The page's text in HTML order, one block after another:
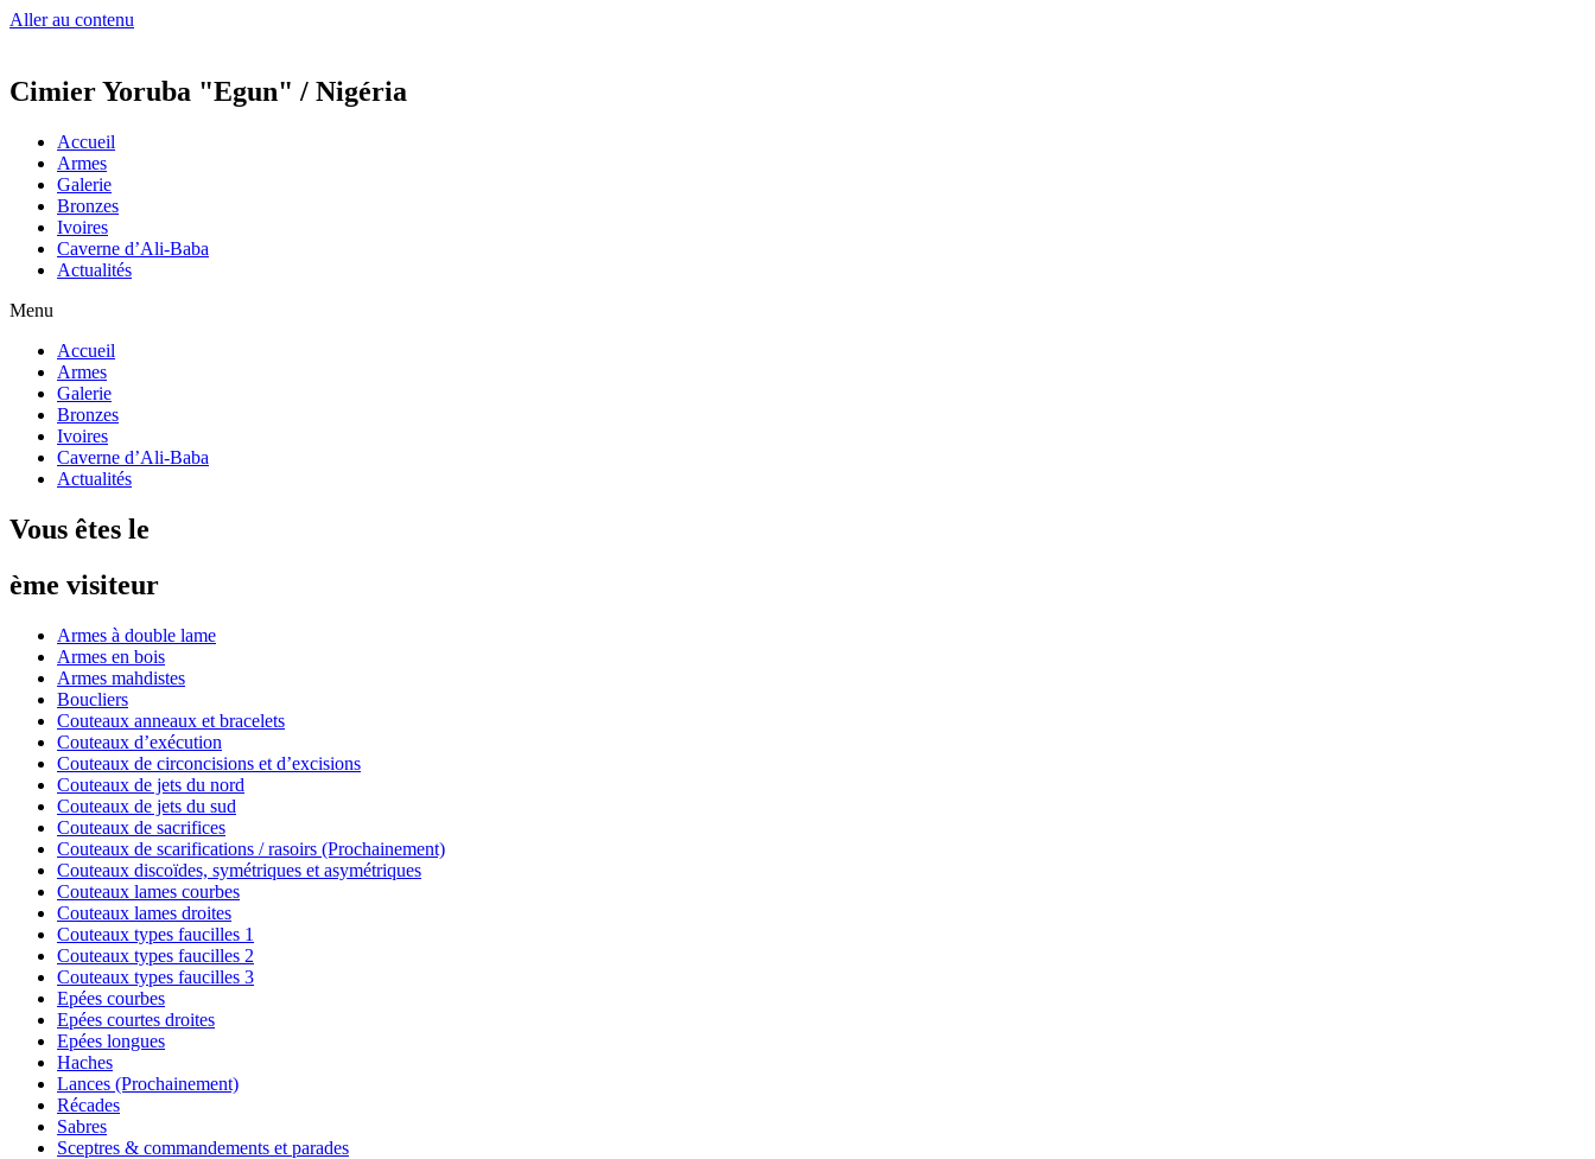
Aller au contenu
Cimier Yoruba "Egun" / Nigéria
Accueil
Armes
Galerie
Bronzes
Ivoires
Caverne d’Ali-Baba
Actualités
Menu
Accueil
Armes
Galerie
Bronzes
Ivoires
Caverne d’Ali-Baba
Actualités
Vous êtes le
ème visiteur
Armes à double lame
Armes en bois
Armes mahdistes
Boucliers
Couteaux anneaux et bracelets
Couteaux d’exécution
Couteaux de circoncisions et d’excisions
Couteaux de jets du nord
Couteaux de jets du sud
Couteaux de sacrifices
Couteaux de scarifications / rasoirs (Prochainement)
Couteaux discoïdes, symétriques et asymétriques
Couteaux lames courbes
Couteaux lames droites
Couteaux types faucilles 1
Couteaux types faucilles 2
Couteaux types faucilles 3
Epées courbes
Epées courtes droites
Epées longues
Haches
Lances (Prochainement)
Récades
Sabres
Sceptres & commandements et parades